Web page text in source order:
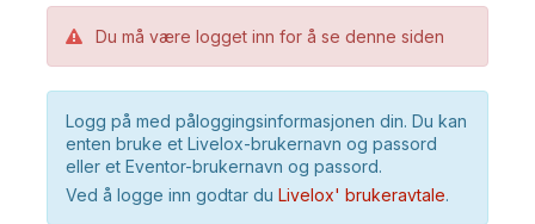
Du må være logget inn for å se denne siden
Logg på med påloggingsinformasjonen din. Du kan
enten bruke et Livelox-brukernavn og passord
eller et Eventor-brukernavn og passord.
Ved å logge inn godtar du Livelox' brukeravtale.